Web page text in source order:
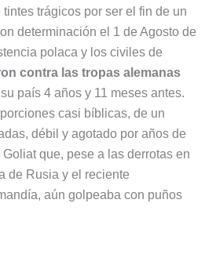
tintes trágicos por ser el fin de un
determinación el 1 de Agosto de
polaca y los civiles de
contra las tropas alemanas
país 4 años y 11 meses antes.
casi bíblicas, de un
débil y agotado por años de
que, pese a las derrotas en
de Rusia y el reciente
aún golpeaba con puños